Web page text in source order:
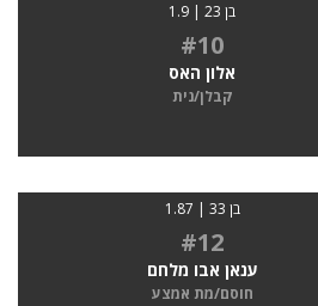
בן 23 | 1.9
#10
אלון האס
קבלן/נית
בן 33 | 1.87
#12
ענאן אבו מלחם
חוסם/מת אמצע